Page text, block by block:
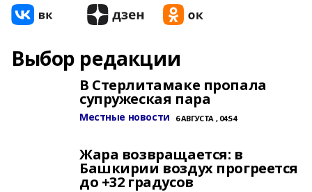
Выбор редакции
В Стерлитамаке пропала
супружеская пара
Местные новости 6 АВГУСТА , 04:54
Жара возвращается: в
Башкирии воздух прогреется
до +32 градусов